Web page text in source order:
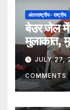
अंतरराष्ट्रीय- राष्ट्रीय
बेउर जेल में
मुलाकात,
मिलाJULY 27,
COMMENTS